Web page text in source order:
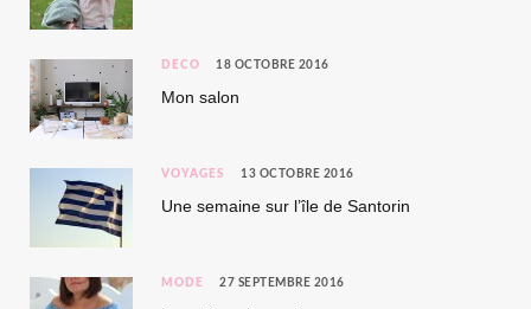
DÉCO 18 OCTOBRE 2016
Mon salon
VOYAGES 13 OCTOBRE 2016
Une semaine sur l’île de Santorin
MODE 27 SEPTEMBRE 2016